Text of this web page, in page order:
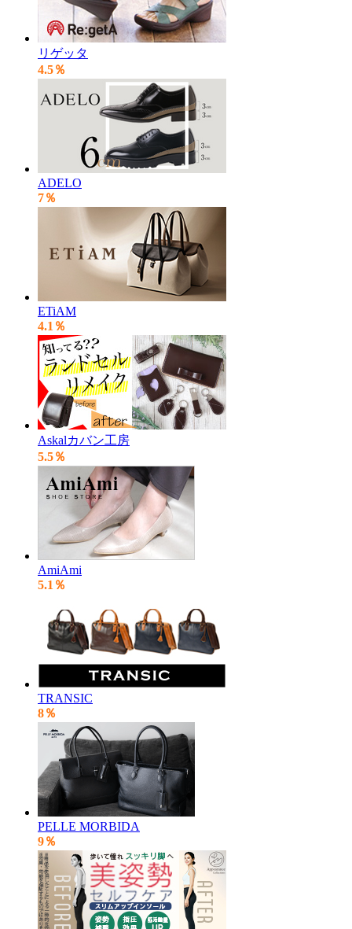
リゲッタ
4.5％
ADELO
7％
ETiAM
4.1％
Askalカバン工房
5.5％
AmiAmi
5.1％
TRANSIC
8％
PELLE MORBIDA
9％